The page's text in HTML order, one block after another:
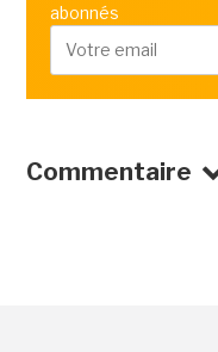
abonnés
Commentaire